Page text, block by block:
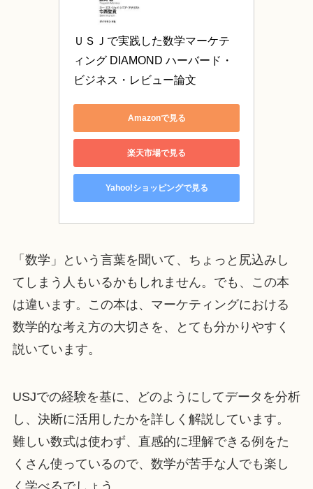
ＵＳＪで実践した数学マーケテ
ィング DIAMOND ハーバード・
ビジネス・レビュー論文
Amazonで見る
楽天市場で見る
Yahoo!ショッピングで見る
「数学」という言葉を聞いて、ちょっと尻込みし
てしまう人もいるかもしれません。でも、この本
は違います。この本は、マーケティングにおける
数学的な考え方の大切さを、とても分かりやすく
説いています。
USJでの経験を基に、どのようにしてデータを分析
し、決断に活用したかを詳しく解説しています。
難しい数式は使わず、直感的に理解できる例をた
くさん使っているので、数学が苦手な人でも楽し
く学べるでしょう。